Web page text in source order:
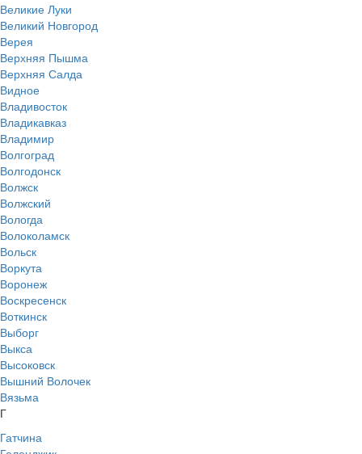
Великие Луки
Великий Новгород
Верея
Верхняя Пышма
Верхняя Салда
Видное
Владивосток
Владикавказ
Владимир
Волгоград
Волгодонск
Волжск
Волжский
Вологда
Волоколамск
Вольск
Воркута
Воронеж
Воскресенск
Воткинск
Выборг
Выкса
Высоковск
Вышний Волочек
Вязьма
Г
Гатчина